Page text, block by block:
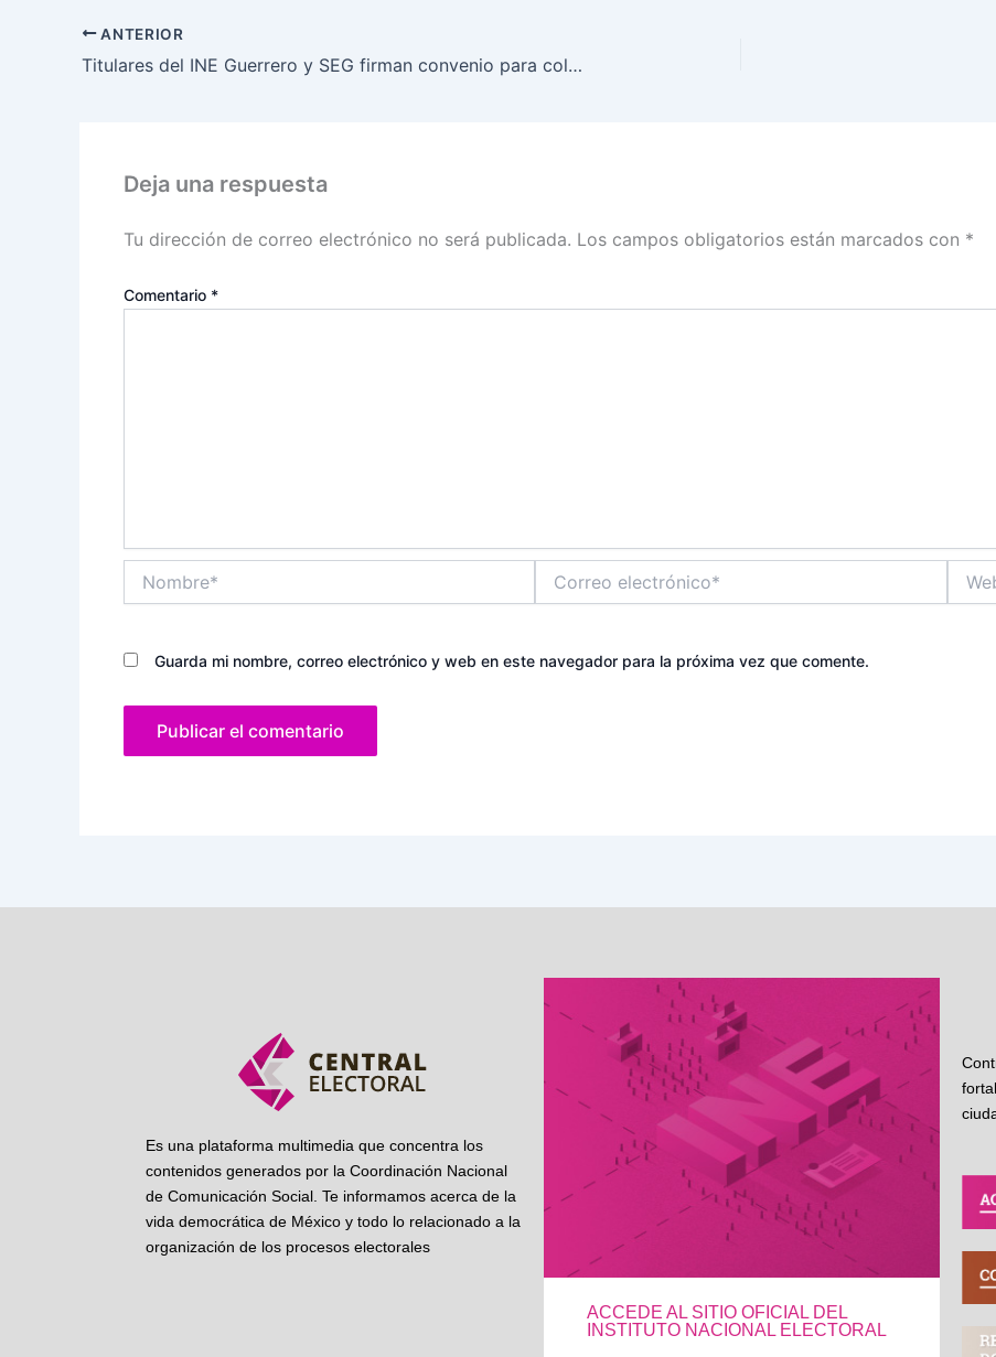
ANTERIOR
Titulares del INE Guerrero y SEG firman convenio para colaborar en la elección judicial 2025
Deja una respuesta
Tu dirección de correo electrónico no será publicada. Los campos obligatorios están marcados con *
Comentario *
electrónico*
Guarda mi nombre, correo electrónico y web en este navegador para la próxima vez que comente.
Es una plataforma multimedia que concentra los
contenidos generados por la Coordinación Nacional
de Comunicación Social. Te informamos acerca de la
vida democrática de México y todo lo relacionado a la
organización de los procesos electorales
ACCEDE AL SITIO OFICIAL DEL
INSTITUTO NACIONAL ELECTORAL